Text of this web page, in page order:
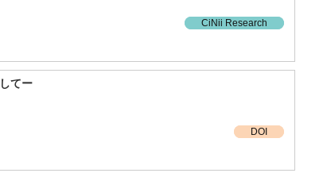
CiNii Research
てー
DOI